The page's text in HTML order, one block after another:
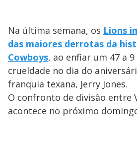
Na última semana, os Lions
das maiores derrotas da
Cowboys, ao enfiar um 47 a
crueldade no dia do
franquia texana, Jerry Jones.
O confronto de divisão entre
acontece no próximo